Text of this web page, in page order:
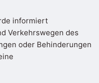
informiert
Verkehrswegen des
oder Behinderungen